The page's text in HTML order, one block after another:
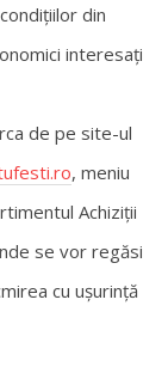
din
interesați
de pe site-ul
, meniu
Achiziții
se vor regăsi
cu ușurință